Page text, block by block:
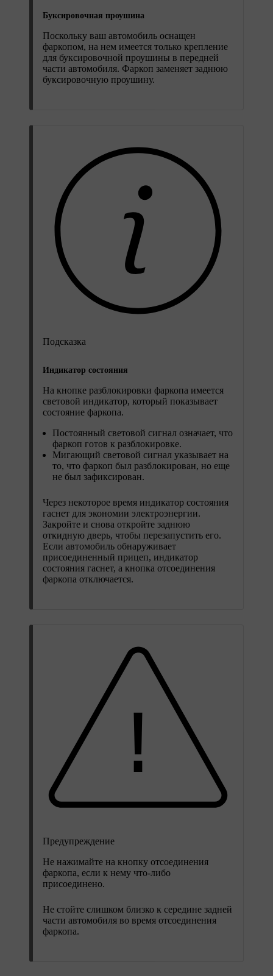
Буксировочная проушина
Поскольку ваш автомобиль оснащен
фаркопом, на нем имеется только крепление
для буксировочной проушины в передней
части автомобиля. Фаркоп заменяет заднюю
буксировочную проушину.
Подсказка
Индикатор состояния
На кнопке разблокировки фаркопа имеется
световой индикатор, который показывает
состояние фаркопа.
Постоянный световой сигнал означает, что
фаркоп готов к разблокировке.
Мигающий световой сигнал указывает на
то, что фаркоп был разблокирован, но еще
не был зафиксирован.
Через некоторое время индикатор состояния
гаснет для экономии электроэнергии.
Закройте и снова откройте заднюю
откидную дверь, чтобы перезапустить его.
Если автомобиль обнаруживает
присоединенный прицеп, индикатор
состояния гаснет, а кнопка отсоединения
фаркопа отключается.
Предупреждение
Не нажимайте на кнопку отсоединения
фаркопа, если к нему что-либо
присоединено.
Не стойте слишком близко к середине задней
части автомобиля во время отсоединения
фаркопа.